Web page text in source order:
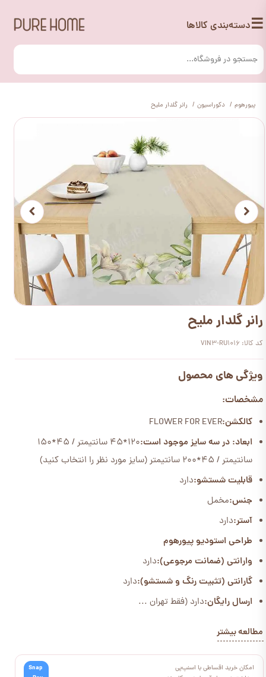
☰دسته‌بندی کالاها
پیورهوم دکوراسیون رانر گلدار ملیح
رانر گلدار ملیح
کد کالا: VIN3-RU1016
ویژگی های محصول
مشخصات:
کالکشن:FLOWER FOR EVER
ابعاد: در سه سایز موجود است:
120*45 سانتیمتر / 45*150
سانتیمتر / 45*200 سانتیمتر (سایز مورد نظر را انتخاب کنید)
قابلیت شستشو:دارد
جنس:مخمل
آستر:دارد
طراحی استودیو پیورهوم
وارانتی (ضمانت مرجوعی):دارد
گارانتی (تثبیت رنگ و شستشو):دارد
ارسال رایگان:دارد (فقط تهران ...
مطالعه بیشتر
امکان خرید اقساطی با اسنپ‌پی
Snap